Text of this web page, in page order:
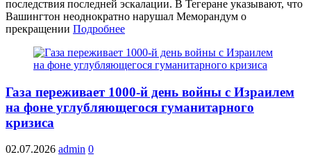
последствия последней эскалации. В Тегеране указывают, что
Вашингтон неоднократно нарушал Меморандум о
прекращении Подробнее
Газа переживает 1000‑й день войны с Израилем
на фоне углубляющегося гуманитарного
кризиса
02.07.2026 admin 0